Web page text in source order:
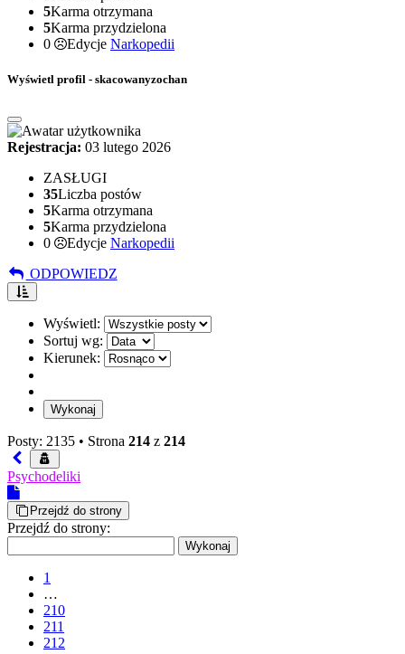
5Karma otrzymana
5Karma przydzielona
0
Edycje Narkopedii
Wyświetl profil - skacowanyzochan
Rejestracja: 03 lutego 2026
ZASŁUGI
35Liczba postów
5Karma otrzymana
5Karma przydzielona
0
Edycje Narkopedii
ODPOWIEDZ
Wyświetl:
Sortuj wg:
Kierunek:
Posty: 2135 • Strona 214 z 214
Psychodeliki
Przejdź do strony
Przejdź do strony:
1
…
210
211
212